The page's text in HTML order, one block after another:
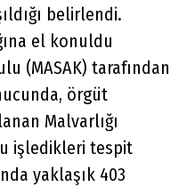
belirlendi.
el konuldu
(MASAK) tarafından
örgüt
Malvarlığı
işledikleri tespit
yaklaşık 403